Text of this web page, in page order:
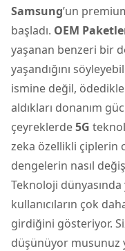
Samsung’un
başladı. OEM
yaşanan benzeri bir
yaşandığını
ismine değil,
aldıkları donanım
çeyreklerde5G
zeka özellikli çiplerin
dengelerin nasıl
Teknoloji
kullanıcıların çok
girdiğini gösteriyor.
düşünüyor musunuz